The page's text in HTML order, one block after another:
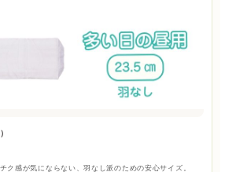
ク感が気にならない、羽なし派のための安心サイズ。